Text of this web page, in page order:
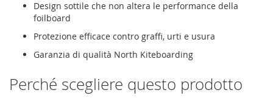
Design sottile che non altera le performance della
foilboard
Protezione efficace contro graffi, urti e usura
Garanzia di qualità North Kiteboarding
Perché scegliere questo prodotto